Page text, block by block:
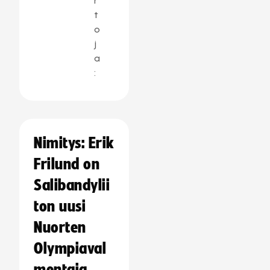
t
o
j
a
:
Nimitys: Erik
Frilund on
Salibandylii
ton uusi
Nuorten
Olympiaval